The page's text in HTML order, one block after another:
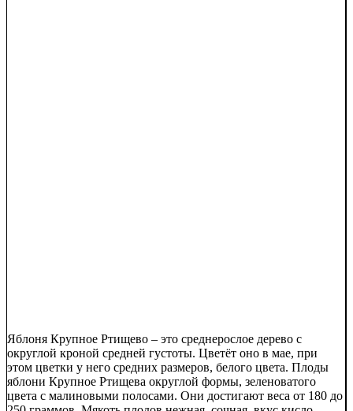
Яблоня Крупное Ртищево – это среднерослое дерево с
округлой кроной средней густоты. Цветёт оно в мае, при
этом цветки у него средних размеров, белого цвета. Плоды
яблони Крупное Ртищева округлой формы, зеленоватого
цвета с малиновыми полосами. Они достигают веса от 180 до